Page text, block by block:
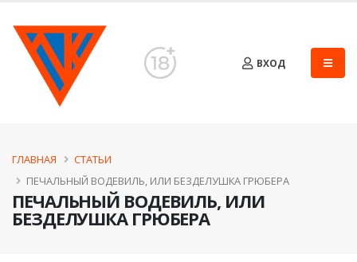
ВХОД
ПЕЧАЛЬНЫЙ ВОДЕВИЛЬ, ИЛИ
БЕЗДЕЛУШКА ГРЮБЕРА
ГЛАВНАЯ
СТАТЬИ
ПЕЧАЛЬНЫЙ ВОДЕВИЛЬ, ИЛИ БЕЗДЕЛУШКА ГРЮБЕРА